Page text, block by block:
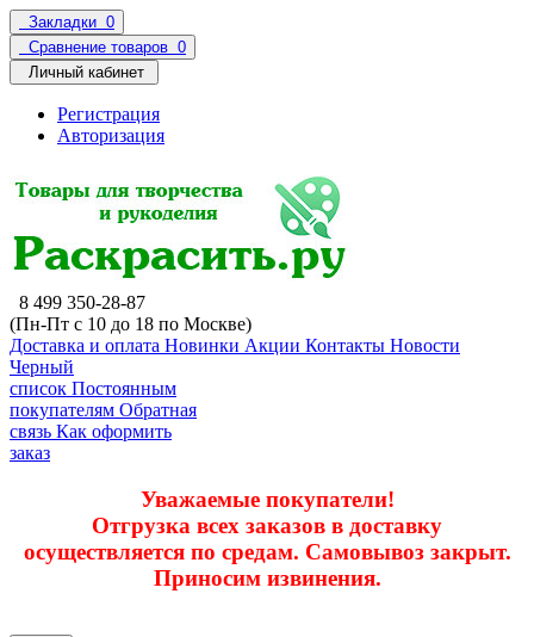
Закладки 0
Сравнение товаров 0
Личный кабинет
Регистрация
Авторизация
8 499 350-28-87
(Пн-Пт с 10 до 18 по Москве)
Доставка и оплата Новинки Акции Контакты Новости
Черный
список Постоянным
покупателям Обратная
связь Как оформить
заказ
Уважаемые покупатели!
Отгрузка всех заказов в доставку
осуществляется по средам. Самовывоз закрыт.
Приносим извинения.